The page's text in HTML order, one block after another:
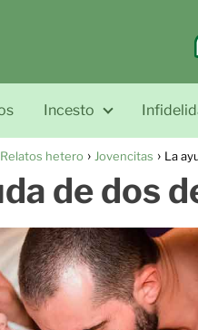
Incesto
Relatos hetero Jovencitas La
de dos